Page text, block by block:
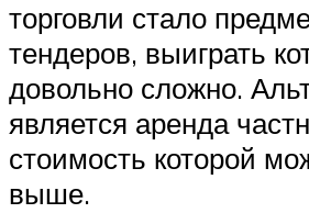
торговли стало
тендеров, выиграть
довольно сложно.
является аренда
стоимость которой
выше.